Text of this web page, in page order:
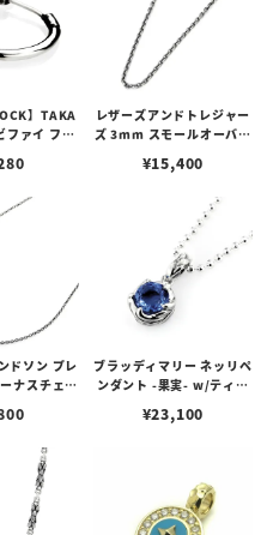
】TAKA
ファイ フー
レザーズアンドトレジャー
ズ 3mm スモールオーバル
スタークラスプ＆LTロゴプ
¥15,400
ドソン プレ
ナスチェー
ブラッディマリー ネッリペ
ンダント -果実- w/ティア
¥23,100